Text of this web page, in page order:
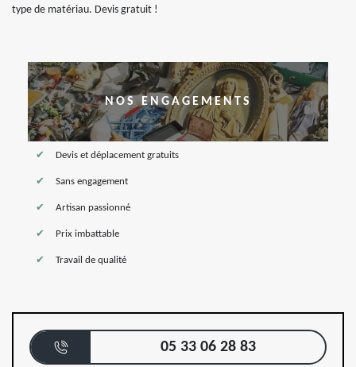
type de matériau. Devis gratuit !
NOS ENGAGEMENTS
Devis et déplacement gratuits
Sans engagement
Artisan passionné
Prix imbattable
Travail de qualité
05 33 06 28 83